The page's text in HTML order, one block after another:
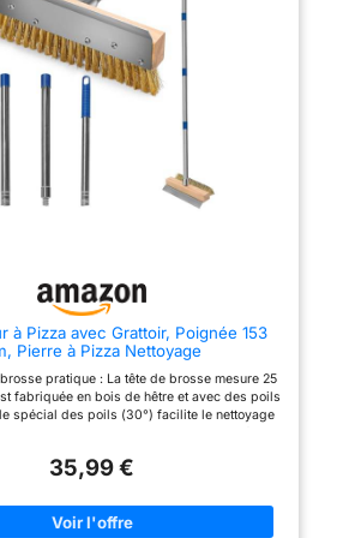
de
la chaleur
usage
vous
aider à
pendant
à pizza
pour four
de long
des fours
en acier
de la
pour
Facile à
Les bords
lisses
métallique de qualité
supérieure, rend le rangement
et le retrait des pizzas une
véritable brise. Elle vous
protège efficacement des
brûlures tout en vous permettant
délicieuses pizzas maison
pizza ou dans le four, sans
aucune fausse manœuvre. Sa
légèreté et sa simplicité
secteur. [ Pelle pizza perforée
] - La pelle à pizza perforée est
facile à manipuler et précise
four. Les trous permettent
l'évacuation de l'excédent de
farine, évitant ainsi les brûlures
une cuisson uniforme et une
croûte parfaite. Les manches en
pizza sont robustes, durables et
amovibles. [ Couteau à pizza
à Pizza avec Grattoir, Poignée 153
Pierre à Pizza Nettoyage
pratique : La tête de brosse mesure 25
fabriquée en bois de hêtre et avec des poils
spécial des poils (30°) facilite le nettoyage
grilles de gril Longs manches amovibles :
aluminium est amovible pour une flexibilité
à diverses tâches de nettoyage du four.
35,99 €